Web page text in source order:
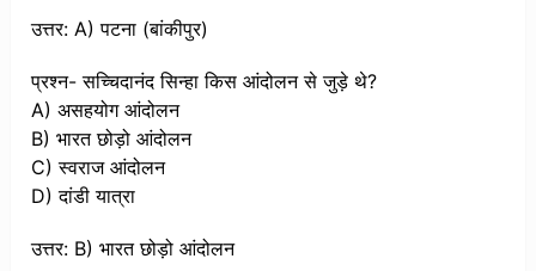
उत्तर: A) पटना (बांकीपुर)
प्रश्न- सच्चिदानंद सिन्हा किस आंदोलन से जुड़े थे?
A) असहयोग आंदोलन
B) भारत छोड़ो आंदोलन
C) स्वराज आंदोलन
D) दांडी यात्रा
उत्तर: B) भारत छोड़ो आंदोलन